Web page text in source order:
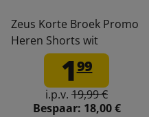
Zeus Korte Broek Promo
Heren Shorts wit
199
i.p.v. 19,99 €
Bespaar: 18,00 €